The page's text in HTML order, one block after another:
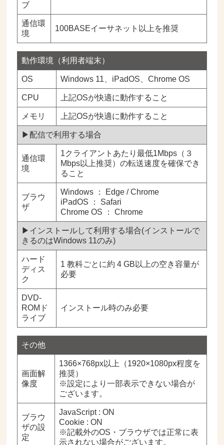
ブ
通信環
境
100BASEイーサネット以上を推奨
動作環境（利用者端末）
OS Windows 11、iPadOS、Chrome OS
CPU 上記OSが快適に動作すること
メモリ 上記OSが快適に動作すること
▶配信で利用する場合
通信環
境
1クライアントあたり最低1Mbps（３
Mbps以上推奨）の転送速度を確保でき
ること
ブラウ
ザ
Windows ： Edge / Chrome
iPadOS ： Safari
Chrome OS ： Chrome
▶インストールして利用する場合(インストールで
きるのはWindows 11のみ)
ハード
ディス
ク
1 教科ごとに約 4 GB以上の空き容量が
必要
DVD-
ROMド
ライブ
インストール時のみ必要
その他
画面解
像度
1366×768px以上（1920×1080px程度を
推奨）
※設定により一部表示できない場合が
ございます。
ブラウ
ザの設
定
JavaScript : ON
Cookie : ON
※記載外のOS・ブラウザでは正常に表
示されない場合がございます。